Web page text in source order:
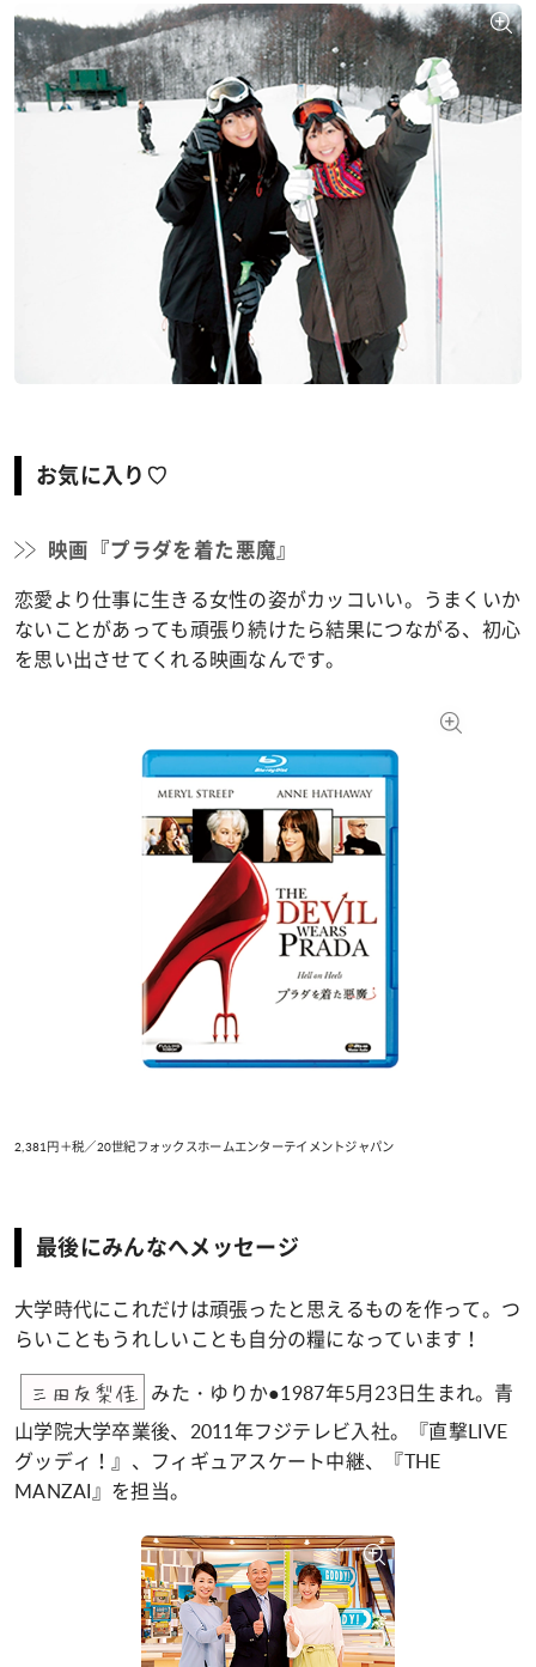
お気に入り♡
映画『プラダを着た悪魔』
恋愛より仕事に生きる女性の姿がカッコいい。うまくいか
ないことがあっても頑張り続けたら結果につながる、初心
を思い出させてくれる映画なんです。
2,381円＋税／20世紀フォックスホームエンターテイメントジャパン
最後にみんなへメッセージ
大学時代にこれだけは頑張ったと思えるものを作って。つ
らいこともうれしいことも自分の糧になっています！
三田友梨佳
みた・ゆりか●1987年5月23日生まれ。青
山学院大学卒業後、2011年フジテレビ入社。『直撃LIVE
グッディ！』、フィギュアスケート中継、『THE
MANZAI』を担当。